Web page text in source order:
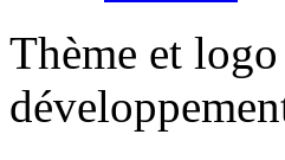
Thème et